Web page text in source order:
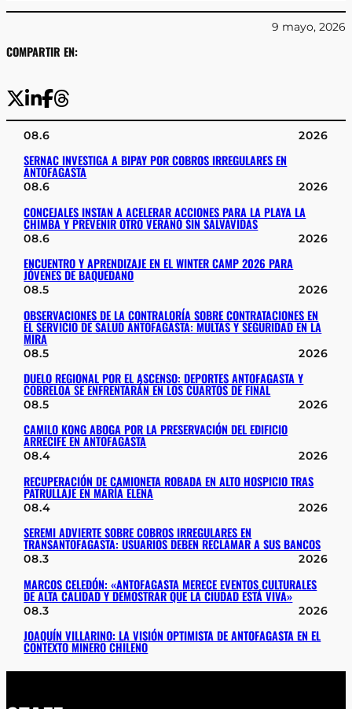
COMPARTIR EN:
9 mayo, 2026
08.6 2026
SERNAC INVESTIGA A BIPAY POR COBROS IRREGULARES EN
ANTOFAGASTA
08.6 2026
CONCEJALES INSTAN A ACELERAR ACCIONES PARA LA PLAYA LA
CHIMBA Y PREVENIR OTRO VERANO SIN SALVAVIDAS
08.6 2026
ENCUENTRO Y APRENDIZAJE EN EL WINTER CAMP 2026 PARA
JÓVENES DE BAQUEDANO
08.5 2026
OBSERVACIONES DE LA CONTRALORÍA SOBRE CONTRATACIONES EN
EL SERVICIO DE SALUD ANTOFAGASTA: MULTAS Y SEGURIDAD EN LA
MIRA
08.5 2026
DUELO REGIONAL POR EL ASCENSO: DEPORTES ANTOFAGASTA Y
COBRELOA SE ENFRENTARÁN EN LOS CUARTOS DE FINAL
08.5 2026
CAMILO KONG ABOGA POR LA PRESERVACIÓN DEL EDIFICIO
ARRECIFE EN ANTOFAGASTA
08.4 2026
RECUPERACIÓN DE CAMIONETA ROBADA EN ALTO HOSPICIO TRAS
PATRULLAJE EN MARÍA ELENA
08.4 2026
SEREMI ADVIERTE SOBRE COBROS IRREGULARES EN
TRANSANTOFAGASTA: USUARIOS DEBEN RECLAMAR A SUS BANCOS
08.3 2026
MARCOS CELEDÓN: «ANTOFAGASTA MERECE EVENTOS CULTURALES
DE ALTA CALIDAD Y DEMOSTRAR QUE LA CIUDAD ESTÁ VIVA»
08.3 2026
JOAQUÍN VILLARINO: LA VISIÓN OPTIMISTA DE ANTOFAGASTA EN EL
CONTEXTO MINERO CHILENO